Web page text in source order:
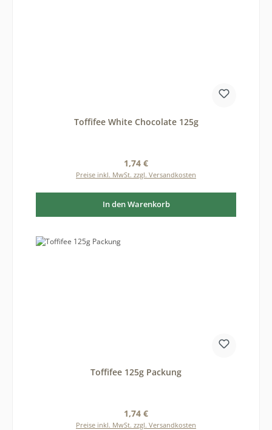
Toffifee White Chocolate 125g
Regulärer Preis:
1,74 €
Preise inkl. MwSt. zzgl. Versandkosten
In den Warenkorb
Toffifee 125g Packung
Regulärer Preis:
1,74 €
Preise inkl. MwSt. zzgl. Versandkosten